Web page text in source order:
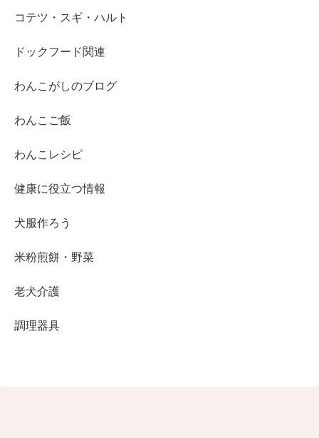
コテツ・スギ・ハルト
ドックフード関連
わんこがしのブログ
わんこご飯
わんこレシピ
健康に役立つ情報
犬服作ろう
米粉煎餅・野菜
老犬介護
調理器具